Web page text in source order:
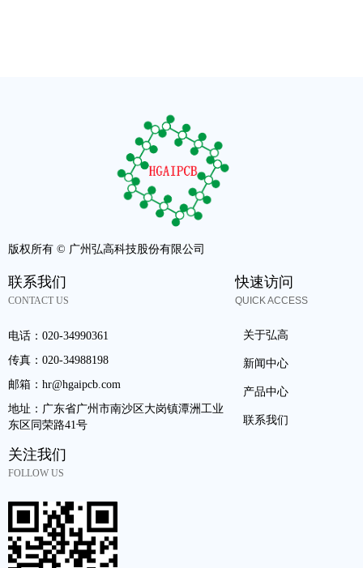
电话： 020-34990361
传真： 020-34988198
邮箱： hr@hgaipcb.com
地址： 广东省广州市南沙区大岗镇潭洲工业
东区同荣路41号
联系我们
CONTACT US
关于弘高
新闻中心
产品中心
联系我们
快速访问
QUICK ACCESS
关注我们
FOLLOW US
版权所有 © 广州弘高科技股份有限公司